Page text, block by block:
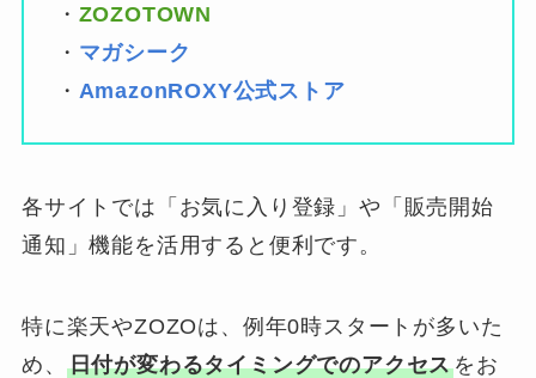
・ ZOZOTOWN
・ マガシーク
・ AmazonROXY公式ストア
各サイトでは「お気に入り登録」や「販売開始
通知」機能を活用すると便利です。
特に楽天やZOZOは、例年0時スタートが多いた
め、 日付が変わるタイミングでのアクセスをお